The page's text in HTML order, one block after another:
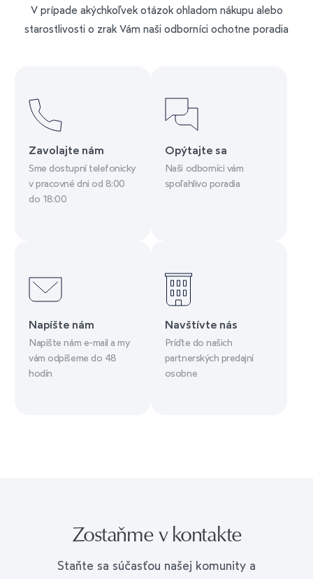
V prípade akýchkoľvek otázok ohladom nákupu alebo
starostlivosti o zrak Vám naši odborníci ochotne poradia
Zavolajte nám
Sme dostupní telefonicky
v pracovné dni od 8:00
do 18:00
Opýtajte sa
Naši odborníci vám
spoľahlivo poradia
Napíšte nám
Napíšte nám e-mail a my
vám odpíšeme do 48
hodín
Navštívte nás
Príďte do našich
partnerských predajní
osobne
Zostaňme v kontakte
Staňte sa súčasťou našej komunity a